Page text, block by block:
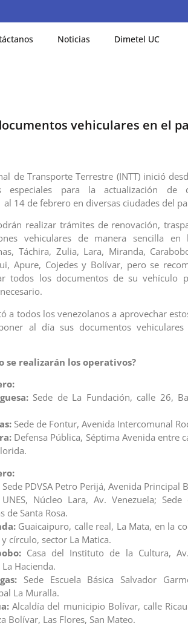
Noticias Dimetel UC
vehiculares en el
de Transporte Terrestre (INTT) inició
especiales para la actualización de
14 de febrero en diversas ciudades del
realizar trámites de renovación,
vehiculares de manera sencilla en
Táchira, Zulia, Lara, Miranda,
Apure, Cojedes y Bolívar, pero se
todos los documentos de su vehículo
a todos los venezolanos a aprovechar
al día sus documentos
se realizarán los operativos?
Sede de La Fundación, calle 26,
Sede de Fontur, Avenida Intercomunal
Defensa Pública, Séptima Avenida entre
Sede PDVSA Petro Perijá, Avenida Principal
Núcleo Lara, Av. Venezuela; Sede
de Santa Rosa.
Guaicaipuro, calle real, La Mata, en la
círculo, sector La Matica.
Casa del Instituto de la Cultura,
Hacienda.
Sede Escuela Básica Salvador
La Muralla.
Alcaldía del municipio Bolívar, calle
Bolívar, Las Flores, San Mateo.